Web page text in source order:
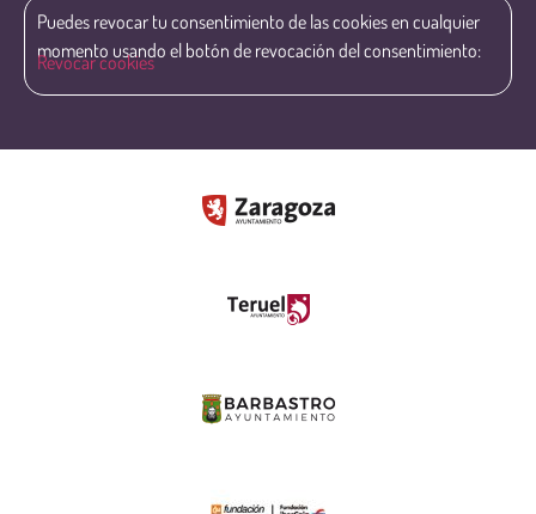
Puedes revocar tu consentimiento de las cookies en cualquier
momento usando el botón de revocación del consentimiento:
Revocar cookies